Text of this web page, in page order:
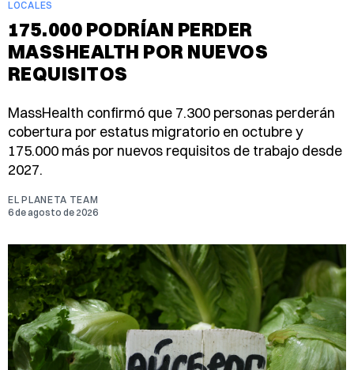
LOCALES
175.000 PODRÍAN PERDER
MASSHEALTH POR NUEVOS
REQUISITOS
MassHealth confirmó que 7.300 personas perderán
cobertura por estatus migratorio en octubre y
175.000 más por nuevos requisitos de trabajo desde
2027.
EL PLANETA TEAM
6 de agosto de 2026